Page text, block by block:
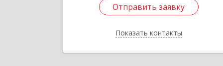
Отправить заявку
Показать контакты
Отправить заявку
Назад